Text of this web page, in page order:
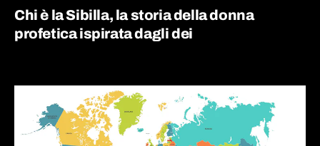
Chi è la Sibilla, la storia della donna
profetica ispirata dagli dei